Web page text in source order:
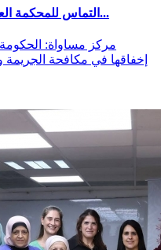
التماس للمحكمة العليا ضد اقتطاع نصف مليار شيكل من...
إخفاقها في مكافحة